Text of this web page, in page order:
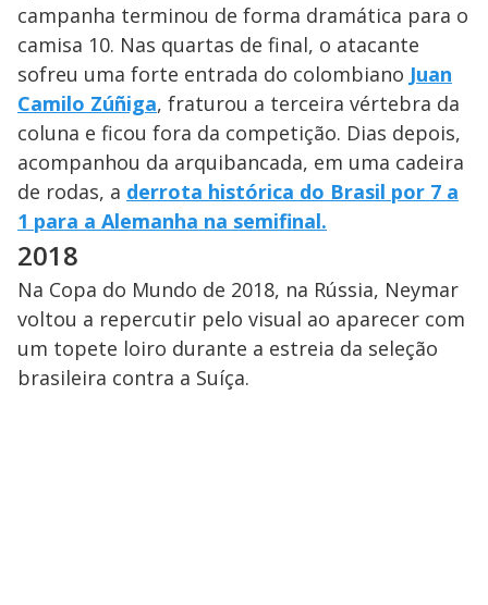
campanha terminou de forma dramática para o
camisa 10. Nas quartas de final, o atacante
sofreu uma forte entrada do colombiano Juan
Camilo Zúñiga, fraturou a terceira vértebra da
coluna e ficou fora da competição. Dias depois,
acompanhou da arquibancada, em uma cadeira
de rodas, a derrota histórica do Brasil por 7 a
1 para a Alemanha na semifinal.
2018
Na Copa do Mundo de 2018, na Rússia, Neymar
voltou a repercutir pelo visual ao aparecer com
um topete loiro durante a estreia da seleção
brasileira contra a Suíça.